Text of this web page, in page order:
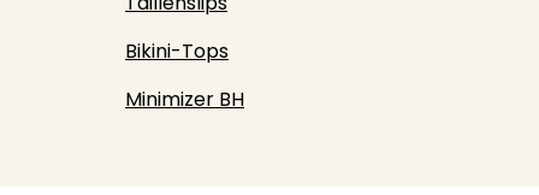
Bikini-Tops
Minimizer BH